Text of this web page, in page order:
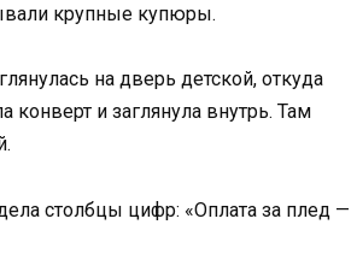
крупные купюры.
на дверь детской, откуда
конверт и заглянула внутрь. Там
столбцы цифр: «Оплата за плед —